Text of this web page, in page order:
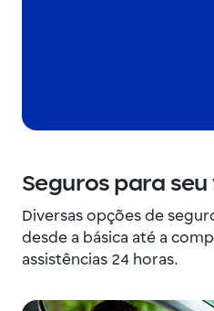
Seguros para seu
Diversas opções de
desde a básica até a
assistências 24 horas.